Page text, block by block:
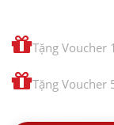
Tặng Voucher
Tặng Voucher